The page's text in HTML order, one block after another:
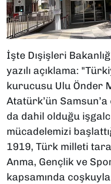
İşte Dışişleri
yazılı açıklama:
kurucusu Ulu Önder
Atatürk’ün Samsun’a
da dahil olduğu
mücadelemizi
1919, Türk milleti
Anma, Gençlik ve
kapsamında